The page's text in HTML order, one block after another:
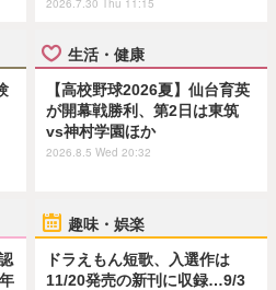
2026.7.30 Thu 11:15
生活・健康
【高校野球2026夏】仙台育英
が開幕戦勝利、第2日は東筑
vs神村学園ほか
2026.8.5 Wed 20:32
趣味・娯楽
ドラえもん短歌、入選作は
11/20発売の新刊に収録…9/3